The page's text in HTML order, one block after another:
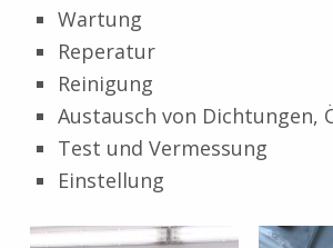
Wartung
Reperatur
Reinigung
Austausch von Dichtungen,
Test und Vermessung
Einstellung